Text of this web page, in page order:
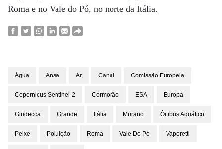
Roma e no Vale do Pó, no norte da Itália.
Água Ansa Ar Canal Comissão Europeia
Copernicus Sentinel-2 Cormorão ESA Europa
Giudecca Grande Itália Murano Ônibus Aquático
Peixe Poluição Roma Vale Do Pó Vaporetti